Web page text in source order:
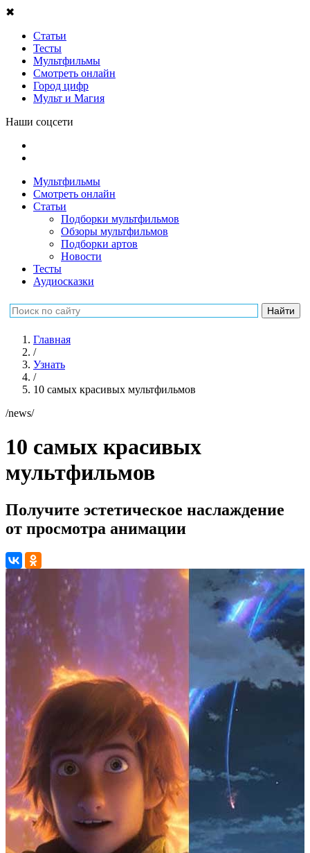
✖
Статьи
Тесты
Мультфильмы
Смотреть онлайн
Город цифр
Мульт и Магия
Наши соцсети
Мультфильмы
Смотреть онлайн
Статьи
Подборки мультфильмов
Обзоры мультфильмов
Подборки артов
Новости
Тесты
Аудиосказки
Главная
/
Узнать
/
10 самых красивых мультфильмов
/news/
10 самых красивых
мультфильмов
Получите эстетическое наслаждение
от просмотра анимации